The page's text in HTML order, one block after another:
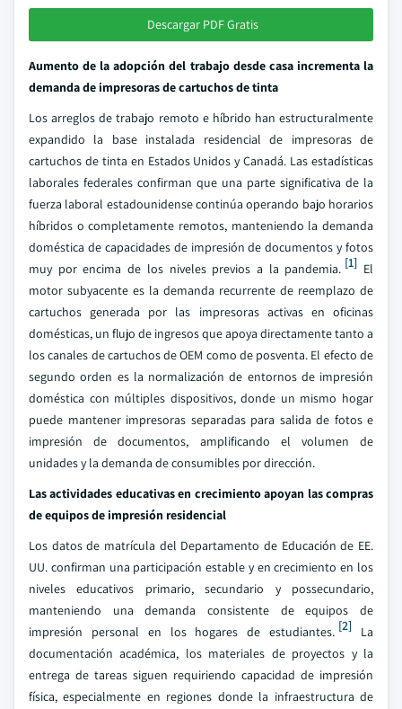
Descargar PDF Gratis
Aumento de la adopción del trabajo desde casa incrementa la
demanda de impresoras de cartuchos de tinta
Los arreglos de trabajo remoto e híbrido han estructuralmente
expandido la base instalada residencial de impresoras de
cartuchos de tinta en Estados Unidos y Canadá. Las estadísticas
laborales federales confirman que una parte significativa de la
fuerza laboral estadounidense continúa operando bajo horarios
híbridos o completamente remotos, manteniendo la demanda
doméstica de capacidades de impresión de documentos y fotos
muy por encima de los niveles previos a la pandemia. [1] El
motor subyacente es la demanda recurrente de reemplazo de
cartuchos generada por las impresoras activas en oficinas
domésticas, un flujo de ingresos que apoya directamente tanto a
los canales de cartuchos de OEM como de posventa. El efecto de
segundo orden es la normalización de entornos de impresión
doméstica con múltiples dispositivos, donde un mismo hogar
puede mantener impresoras separadas para salida de fotos e
impresión de documentos, amplificando el volumen de
unidades y la demanda de consumibles por dirección.
Las actividades educativas en crecimiento apoyan las compras
de equipos de impresión residencial
Los datos de matrícula del Departamento de Educación de EE.
UU. confirman una participación estable y en crecimiento en los
niveles educativos primario, secundario y possecundario,
manteniendo una demanda consistente de equipos de
impresión personal en los hogares de estudiantes. [2] La
documentación académica, los materiales de proyectos y la
entrega de tareas siguen requiriendo capacidad de impresión
física, especialmente en regiones donde la infraestructura de